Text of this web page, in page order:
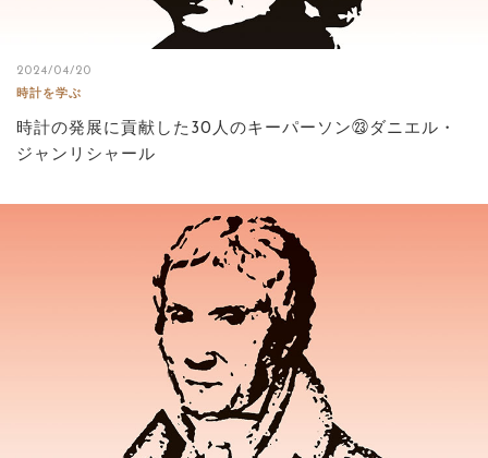
2024/04/20
時計を学ぶ
時計の発展に貢献した30人のキーパーソン㉓ダニエル・
ジャンリシャール